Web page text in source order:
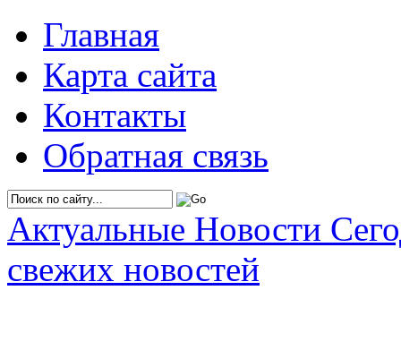
Главная
Карта сайта
Контакты
Обратная связь
Актуальные Новости
свежих новостей